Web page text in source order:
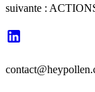
suivante :